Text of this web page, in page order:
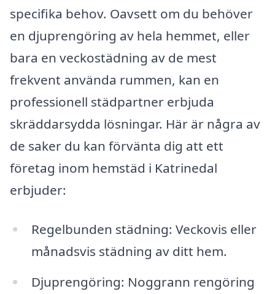
specifika behov. Oavsett om du behöver
en djuprengöring av hela hemmet, eller
bara en veckostädning av de mest
frekvent använda rummen, kan en
professionell städpartner erbjuda
skräddarsydda lösningar. Här är några av
de saker du kan förvänta dig att ett
företag inom hemstäd i Katrinedal
erbjuder:
Regelbunden städning: Veckovis eller
månadsvis städning av ditt hem.
Djuprengöring: Noggrann rengöring